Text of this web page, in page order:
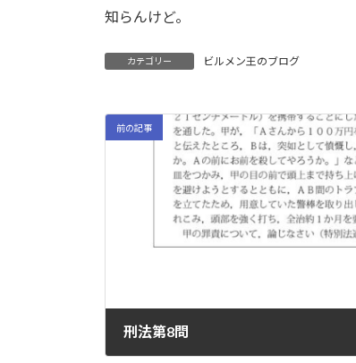
知らんけど。
カテゴリー ビルメン王のブログ
前の記事
刑法第8問